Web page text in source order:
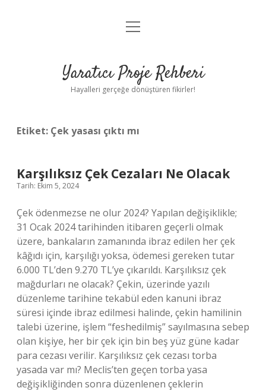
Anasayfa
Yasal Uyarı
menüyü
Yaratıcı Proje Rehberi
Hayalleri gerçeğe dönüştüren fikirler!
Etiket: Çek yasası çıktı mı
Karşılıksız Çek Cezaları Ne Olacak
Tarih: Ekim 5, 2024
Çek ödenmezse ne olur 2024? Yapılan değişiklikle;
31 Ocak 2024 tarihinden itibaren geçerli olmak
üzere, bankaların zamanında ibraz edilen her çek
kâğıdı için, karşılığı yoksa, ödemesi gereken tutar
6.000 TL’den 9.270 TL’ye çıkarıldı. Karşılıksız çek
mağdurları ne olacak? Çekin, üzerinde yazılı
düzenleme tarihine tekabül eden kanuni ibraz
süresi içinde ibraz edilmesi halinde, çekin hamilinin
talebi üzerine, işlem “feshedilmiş” sayılmasına sebep
olan kişiye, her bir çek için bin beş yüz güne kadar
para cezası verilir. Karşılıksız çek cezası torba
yasada var mı? Meclis’ten geçen torba yasa
değişikliğinden sonra düzenlenen çeklerin